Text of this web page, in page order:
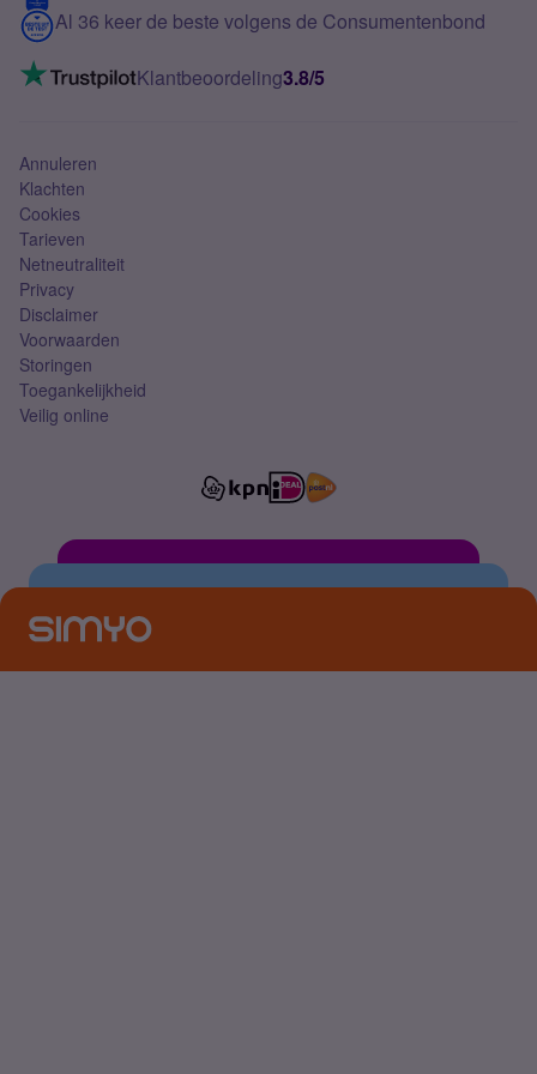
Mobiel internet
Mobiel abonnement
Contact
VoLTE 4G bellen
Al 36 keer de beste volgens de Consumentenbond
Klantbeoordeling3.8/5
Annuleren
Klachten
Cookies
Tarieven
Netneutraliteit
Privacy
Disclaimer
Voorwaarden
Storingen
Toegankelijkheid
Veilig online